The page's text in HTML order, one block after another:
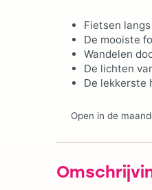
Fietsen
De mooiste
Wandelen
De lichten
De lekkerste
Open in de